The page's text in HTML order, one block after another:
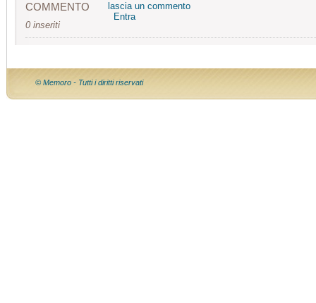
COMMENTO
0 inseriti
lascia un commento
Entra
© Memoro - Tutti i diritti riservati